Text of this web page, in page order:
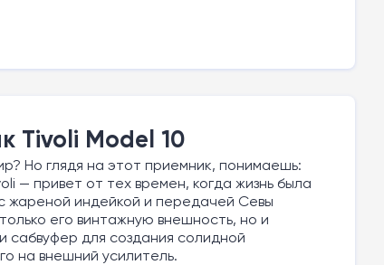
Tivoli Model 10
Но глядя на этот приемник, понимаешь:
— привет от тех времен, когда жизнь была
жареной индейкой и передачей Севы
его винтажную внешность, но и
сабвуфер для создания солидной
на внешний усилитель.